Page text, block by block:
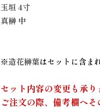
玉垣 4寸
真榊 中
※造花榊葉はセットに含ま
セット内容の変更も承り
ご注文の際、備考欄へそ